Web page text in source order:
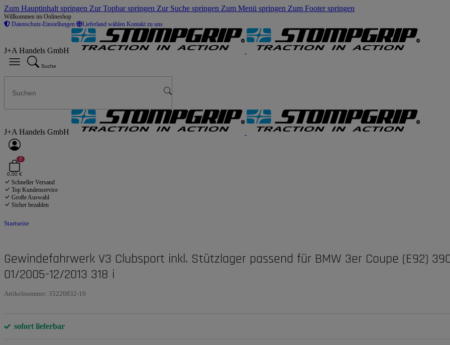
Zum Hauptinhalt springen Zur Topbar springen Zur Suche springen Zum Menü springen Zum Footer springen
Willkommen im Onlineshop
Datenschutz-Einstellungen
Lieferland wählen Kontakt zu uns
J+A Handels GmbH
Suche
J+A Handels GmbH
0
0,00 €
Schneller Versand
Top Kundenservice
Große Auswahl
Sicher bezahlen
Startseite
Gewindefahrwerk V3 Clubsport inkl. Stützlager passend für BMW 3er Coupe (E92)
01/2005-12/2013 318 i
Artikelnummer: 35220832-10
sofort lieferbar